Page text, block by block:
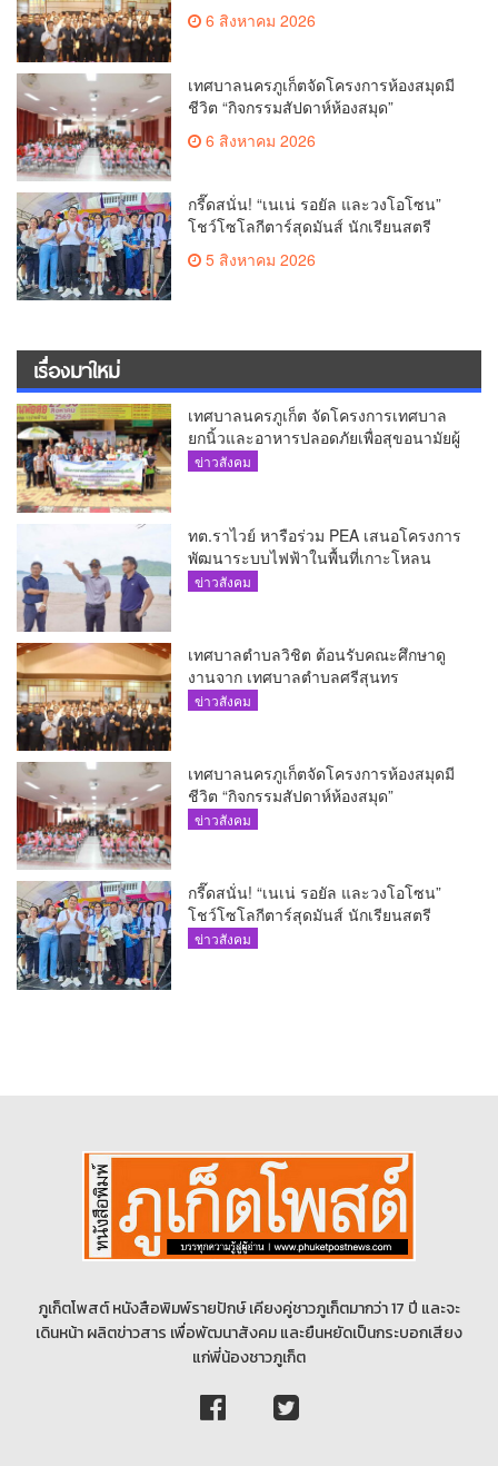
6 สิงหาคม 2026
เทศบาลนครภูเก็ตจัดโครงการห้องสมุดมี
ชีวิต “กิจกรรมสัปดาห์ห้องสมุด”
6 สิงหาคม 2026
กรี๊ดสนั่น! “เนเน่ รอยัล และวงโอโซน”
โชว์โซโลกีตาร์สุดมันส์ นักเรียนสตรี
5 สิงหาคม 2026
เรื่องมาใหม่
เทศบาลนครภูเก็ต จัดโครงการเทศบาล
ยกนิ้วและอาหารปลอดภัยเพื่อสุขอนามัยผู้
บริโภค
ข่าวสังคม
ทต.ราไวย์ หารือร่วม PEA เสนอโครงการ
พัฒนาระบบไฟฟ้าในพื้นที่เกาะโหลน
ข่าวสังคม
เทศบาลตำบลวิชิต ต้อนรับคณะศึกษาดู
งานจาก เทศบาลตำบลศรีสุนทร
ข่าวสังคม
เทศบาลนครภูเก็ตจัดโครงการห้องสมุดมี
ชีวิต “กิจกรรมสัปดาห์ห้องสมุด”
ข่าวสังคม
กรี๊ดสนั่น! “เนเน่ รอยัล และวงโอโซน”
โชว์โซโลกีตาร์สุดมันส์ นักเรียนสตรี
ภูเก็ตนั่งไม่ติด ทั้งเต้น-ร้อง
ข่าวสังคม
ภูเก็ตโพสต์ หนังสือพิมพ์รายปักษ์ เคียงคู่ชาวภูเก็ตมากว่า 17 ปี และจะ
เดินหน้า ผลิตข่าวสาร เพื่อพัฒนาสังคม และยืนหยัดเป็นกระบอกเสียง
แก่พี่น้องชาวภูเก็ต